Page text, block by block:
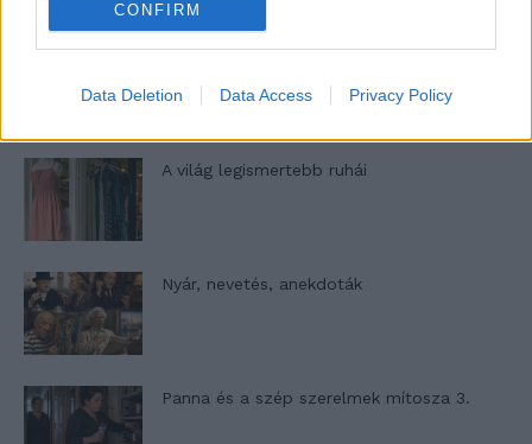
CONFIRM
Data Deletion Data Access Privacy Policy
Woody Allen megosztó zsenialitása
A világ legismertebb ruhái
Nyár, nevetés, anekdoták
Panna és a szép szerelmek mítosza 3.